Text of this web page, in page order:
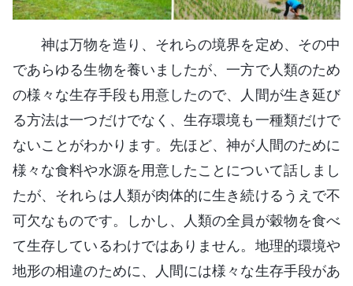
神は万物を造り、それらの境界を定め、その中
であらゆる生物を養いましたが、一方で人類のため
の様々な生存手段も用意したので、人間が生き延び
る方法は一つだけでなく、生存環境も一種類だけで
ないことがわかります。先ほど、神が人間のために
様々な食料や水源を用意したことについて話しまし
たが、それらは人類が肉体的に生き続けるうえで不
可欠なものです。しかし、人類の全員が穀物を食べ
て生存しているわけではありません。地理的環境や
地形の相違のために、人間には様々な生存手段があ